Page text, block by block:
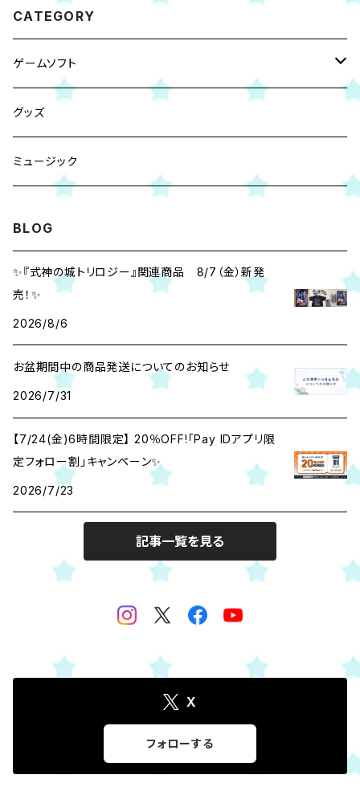
CATEGORY
ゲームソフト
Nintendo Switch
PS5
グッズ
ミュージック
BLOG
✨『式神の城トリロジー』関連商品 8/7（金）新発
売！✨
2026/8/6
お盆期間中の商品発送についてのお知らせ
2026/7/31
【7/24(金)6時間限定】 20％OFF!「Pay IDアプリ限
定フォロー割」キャンペーン✨
2026/7/23
記事一覧を見る
X
フォローする